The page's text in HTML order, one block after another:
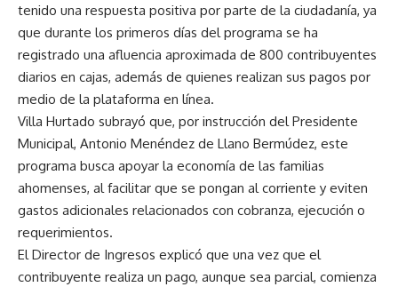
tenido una respuesta positiva por parte de la ciudadanía, ya
que durante los primeros días del programa se ha
registrado una afluencia aproximada de 800 contribuyentes
diarios en cajas, además de quienes realizan sus pagos por
medio de la plataforma en línea.
Villa Hurtado subrayó que, por instrucción del Presidente
Municipal, Antonio Menéndez de Llano Bermúdez, este
programa busca apoyar la economía de las familias
ahomenses, al facilitar que se pongan al corriente y eviten
gastos adicionales relacionados con cobranza, ejecución o
requerimientos.
El Director de Ingresos explicó que una vez que el
contribuyente realiza un pago, aunque sea parcial, comienza